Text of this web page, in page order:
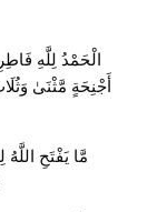
الْحَمْدُ لِلَّهِ
أَجْنِحَةٍ مَّثْنَىٰ
مَّا يَفْتَحِ